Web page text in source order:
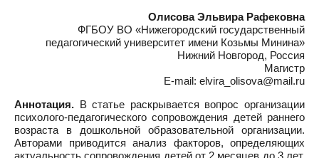
Олисова Эльвира Рафековна
ФГБОУ ВО «Нижегородский государственный
педагогический университет имени Козьмы Минина»
Нижний Новгород, Россия
Магистр
E-mail: elvira_olisova@mail.ru
Аннотация. В статье раскрывается вопрос организации
психолого-педагогического сопровождения детей раннего
возраста в дошкольной образовательной организации.
Авторами приводится анализ факторов, определяющих
актуальность сопровождения детей от 2 месяцев до 3 лет,